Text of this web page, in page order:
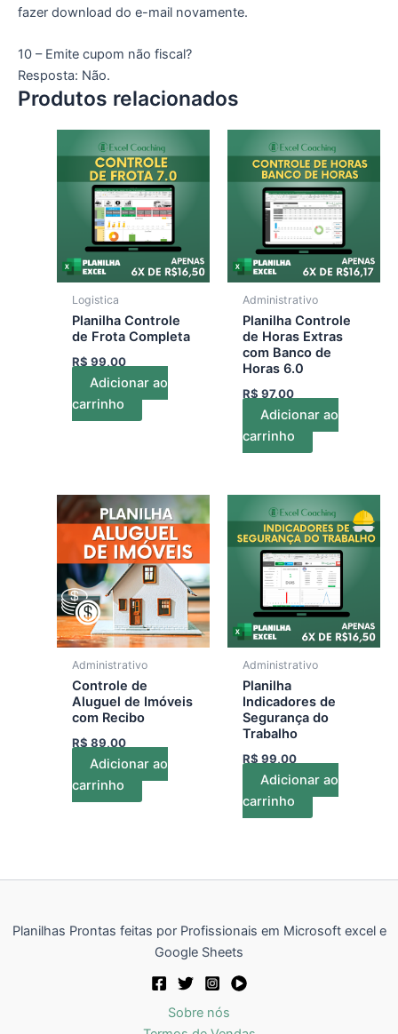
fazer download do e-mail novamente.
10 – Emite cupom não fiscal?
Resposta: Não.
Produtos relacionados
Logistica
Planilha Controle
de Frota Completa
R$ 99,00
Adicionar ao
carrinho
Administrativo
Planilha Controle
de Horas Extras
com Banco de
Horas 6.0
R$ 97,00
Adicionar ao
carrinho
Administrativo
Controle de
Aluguel de Imóveis
com Recibo
R$ 89,00
Adicionar ao
carrinho
Administrativo
Planilha
Indicadores de
Segurança do
Trabalho
R$ 99,00
Adicionar ao
carrinho
Planilhas Prontas feitas por Profissionais em Microsoft excel e
Google Sheets
Sobre nós